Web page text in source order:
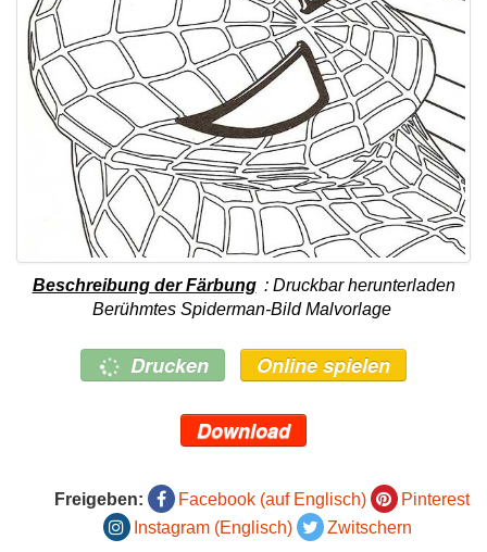
Beschreibung der Färbung : Druckbar herunterladen
Berühmtes Spiderman-Bild Malvorlage
Drucken Online spielen
Download
Freigeben: Facebook (auf Englisch)
Pinterest
Instagram (Englisch)
Zwitschern